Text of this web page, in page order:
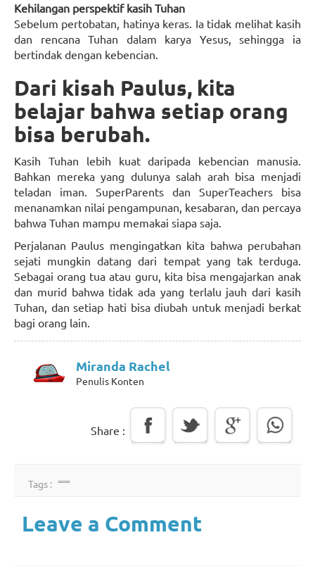
Kehilangan perspektif kasih Tuhan
Sebelum pertobatan, hatinya keras. Ia tidak melihat kasih
dan rencana Tuhan dalam karya Yesus, sehingga ia
bertindak dengan kebencian.
Dari kisah Paulus, kita
belajar bahwa setiap orang
bisa berubah.
Kasih Tuhan lebih kuat daripada kebencian manusia.
Bahkan mereka yang dulunya salah arah bisa menjadi
teladan iman. SuperParents dan SuperTeachers bisa
menanamkan nilai pengampunan, kesabaran, dan percaya
bahwa Tuhan mampu memakai siapa saja.
Perjalanan Paulus mengingatkan kita bahwa perubahan
sejati mungkin datang dari tempat yang tak terduga.
Sebagai orang tua atau guru, kita bisa mengajarkan anak
dan murid bahwa tidak ada yang terlalu jauh dari kasih
Tuhan, dan setiap hati bisa diubah untuk menjadi berkat
bagi orang lain.
Miranda Rachel
Penulis Konten
Share :
Tags :
Leave a Comment